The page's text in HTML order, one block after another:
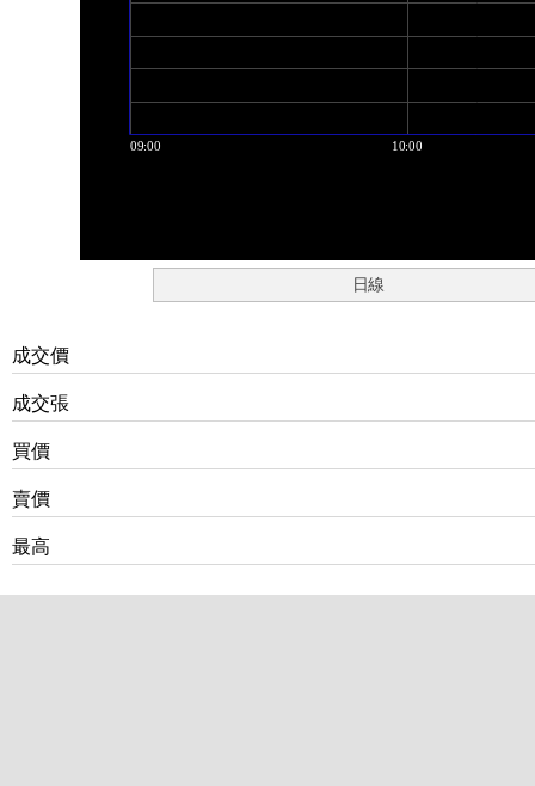
日線
成交價
成交張
買價
賣價
最高